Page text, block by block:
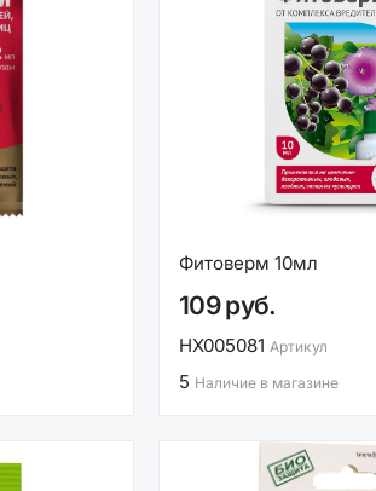
Фитоверм 10мл
109 руб.
НХ005081 Артикул
5 Наличие в магазине